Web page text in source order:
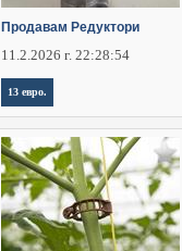
Продавам Редуктори
11.2.2026 г. 22:28:54
13 евро.